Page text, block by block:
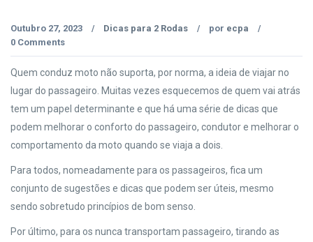
Outubro 27, 2023 / Dicas para 2 Rodas / por ecpa /
0 Comments
Quem conduz moto não suporta, por norma, a ideia de viajar no
lugar do passageiro. Muitas vezes esquecemos de quem vai atrás
tem um papel determinante e que há uma série de dicas que
podem melhorar o conforto do passageiro, condutor e melhorar o
comportamento da moto quando se viaja a dois.
Para todos, nomeadamente para os passageiros, fica um
conjunto de sugestões e dicas que podem ser úteis, mesmo
sendo sobretudo princípios de bom senso.
Por último, para os nunca transportam passageiro, tirando as